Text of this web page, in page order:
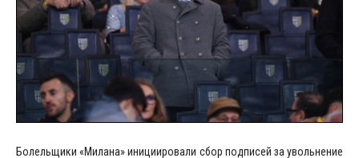
Болельщики «Милана» инициировали сбор подписей за увольнение